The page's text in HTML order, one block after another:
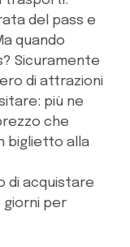
del pass e
quando
Sicuramente
di attrazioni
più ne
che
biglietto alla
di acquistare
giorni per